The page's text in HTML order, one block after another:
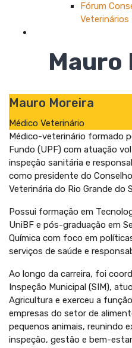
Fórum
Veterinários
Mauro
Mauro Moreira
Médico Veterinário
Médico-veterinário formado
Fundo (UPF) com atuação
inspeção sanitária e
como presidente do
Veterinária do Rio Grande do
Possui formação em
UniBF e pós-graduação em
Química com foco em
serviços de saúde e
Ao longo da carreira, foi
Inspeção Municipal (SIM),
Agricultura e exerceu a
empresas do setor de
pequenos animais, reunindo
inspeção, gestão e bem-